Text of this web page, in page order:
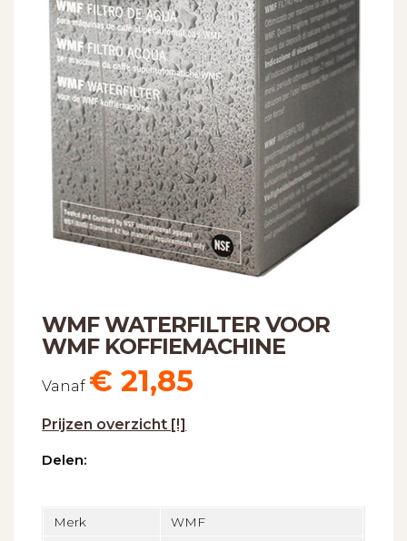
WMF WATERFILTER VOOR
WMF KOFFIEMACHINE
Vanaf €21,85
Prijzen overzicht [!]
Delen:
Merk
WMF